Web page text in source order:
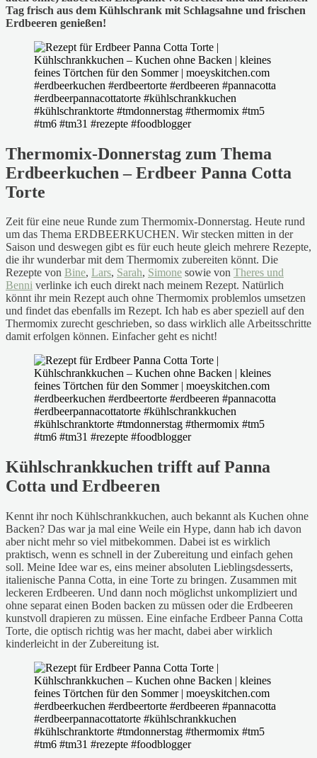
Tag frisch aus dem Kühlschrank mit Schlagsahne und frischen
Erdbeeren genießen!
Thermomix-Donnerstag zum Thema
Erdbeerkuchen – Erdbeer Panna Cotta
Torte
Zeit für eine neue Runde zum Thermomix-Donnerstag. Heute rund
um das Thema ERDBEERKUCHEN. Wir stecken mitten in der
Saison und deswegen gibt es für euch heute gleich mehrere Rezepte,
die ihr wunderbar mit dem Thermomix zubereiten könnt. Die
Rezepte von Bine, Lars, Sarah, Simone sowie von Theres und
Benni verlinke ich euch direkt nach meinem Rezept. Natürlich
könnt ihr mein Rezept auch ohne Thermomix problemlos umsetzen
und findet das ebenfalls im Rezept. Ich hab es aber speziell auf den
Thermomix zurecht geschrieben, so dass wirklich alle Arbeitsschritte
damit erfolgen können. Einfacher geht es nicht!
Kühlschrankkuchen trifft auf Panna
Cotta und Erdbeeren
Kennt ihr noch Kühlschrankkuchen, auch bekannt als Kuchen ohne
Backen? Das war ja mal eine Weile ein Hype, dann hab ich davon
aber nicht mehr so viel mitbekommen. Dabei ist es wirklich
praktisch, wenn es schnell in der Zubereitung und einfach gehen
soll. Meine Idee war es, eins meiner absoluten Lieblingsdesserts,
italienische Panna Cotta, in eine Torte zu bringen. Zusammen mit
leckeren Erdbeeren. Und dann noch möglichst unkompliziert und
ohne separat einen Boden backen zu müssen oder die Erdbeeren
kunstvoll drapieren zu müssen. Eine einfache Erdbeer Panna Cotta
Torte, die optisch richtig was her macht, dabei aber wirklich
kinderleicht in der Zubereitung ist.